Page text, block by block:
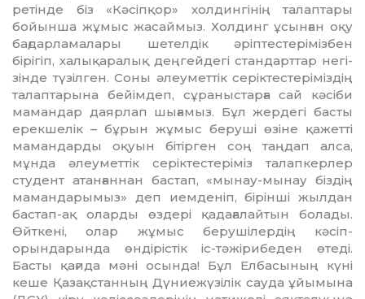
ретінде біз «Кәсіпқор» холдин­гінің талаптары
бойынша жұмыс жасаймыз. Холдинг ұсынған оқу
бағдарла­ма­лары шетелдік әріптестерімізбен
бірігіп, ха­лы­қ­аралық деңгейдегі стандарттар негі­
зін­де түзілген. Соны әлеуметтік серік­тес­те­рі­міздің
талаптарына бейімдеп, сұра­­ныс­тарға сай кәсіби
мамандар даярлап шы­ғамыз. Бұл жердегі басты
ерек­ше­лік – бұ­рын жұмыс беруші өзіне қажетті
мамандарды оқуын бітірген соң таңдап ал­са,
мұнда әлеуметтік серіктестеріміз та­лап­керлер
студент атанғаннан бастап, «мы­нау-мынау біздің
мамандарымыз» деп иемденіп, бірінші жылдан
бастап-ақ олар­ды өздері қадағалайтын болады.
Өйт­кені, олар жұмыс берушілердің кә­сі­п­
орындарында өндірістік іс-тәжірибеден өтеді.
Басты қағида мәні осында! Бұл Ел­ба­сының күні
кеше Қазақстанның Дүние­жүзілік сауда ұйымына